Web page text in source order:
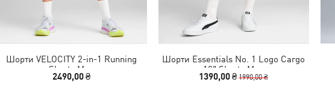
Шорти VELOCITY 2-in-1 Running
Shorts Men
2490,00 ₴
Шорти Essentials No. 1 Logo Cargo
10" Shorts Men
1390,00 ₴1990,00 ₴